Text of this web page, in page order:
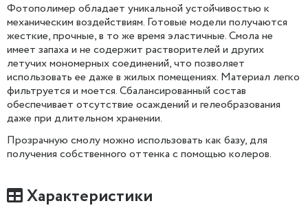
Фотополимер обладает уникальной устойчивостью к
механическим воздействиям. Готовые модели получаются
жесткие, прочные, в то же время эластичные. Смола не
имеет запаха и не содержит растворителей и других
летучих мономерных соединений, что позволяет
использовать ее даже в жилых помещениях. Материал легко
фильтруется и моется. Сбалансированный состав
обеспечивает отсутствие осаждений и гелеобразования
даже при длительном хранении.
Прозрачную смолу можно использовать как базу, для
получения собственного оттенка с помощью колеров.
Характеристики